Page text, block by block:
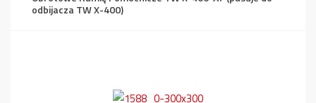
odbijacza TW X-400)